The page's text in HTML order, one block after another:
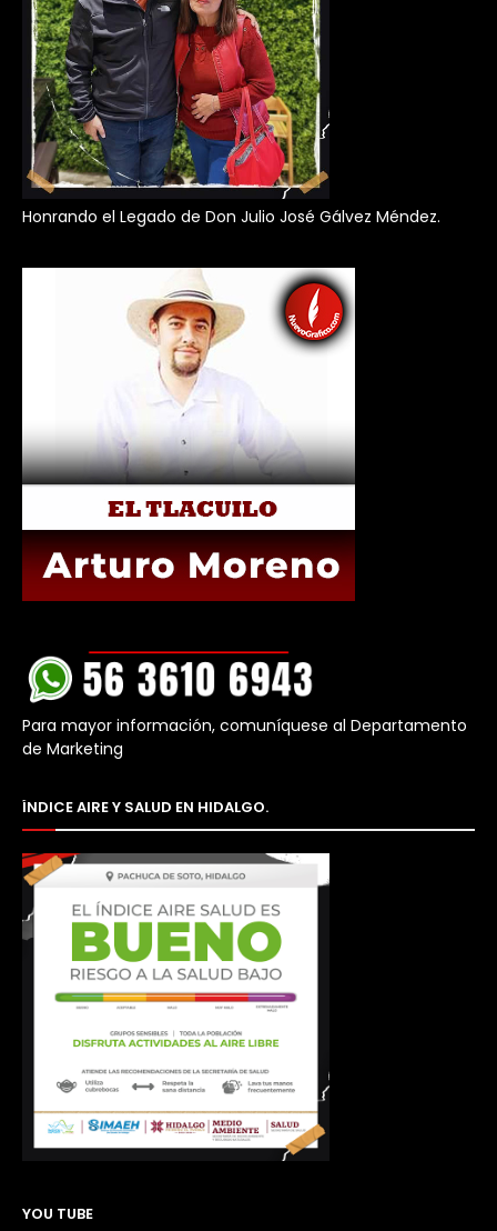
Honrando el Legado de Don Julio José Gálvez Méndez.
Para mayor información, comuníquese al Departamento
de Marketing
ÍNDICE AIRE Y SALUD EN HIDALGO.
YOU TUBE